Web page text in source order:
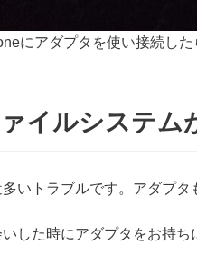
にアダプタを使い接続し
イルシステム
いトラブルです。アダプタ
いした時にアダプタをお持ち